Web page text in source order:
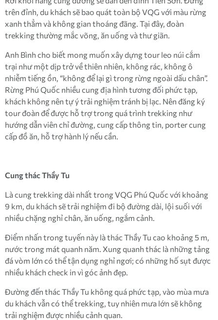
trên đỉnh, du khách sẽ bao quát toàn bộ VQG với màu rừng
xanh thẳm và không gian thoáng đãng. Tại đây, đoàn
trekking thường mắc võng, ăn uống và thư giãn.
Anh Bình cho biết mong muốn xây dựng tour leo núi cắm
trại như một dịp trở về thiên nhiên, không rác, không ô
nhiễm tiếng ồn, “không để lại gì trong rừng ngoài dấu chân”.
Rừng Phú Quốc nhiều cung địa hình tương đối phức tạp,
khách không nên tự ý trải nghiệm tránh bị lạc. Nên đăng ký
tour đoàn để được hỗ trợ trong quá trình trekking như
hướng dẫn viên chỉ đường, cung cấp thông tin, porter cung
cấp đồ ăn, hỗ trợ hành lý nếu cần.
Cung thác Thầy Tu
Là cung trekking dài nhất trong VQG Phú Quốc với khoảng
9 km, du khách sẽ trải nghiệm đi bộ đường dài, lội suối với
nhiều chặng nghỉ chân, ăn uống, ngắm cảnh.
Điểm nhấn trong tuyến này là thác Thầy Tu cao khoảng 5 m,
nước trong mát quanh năm. Xung quanh thác là những tảng
đá vòm lớn có thể tận dụng nghỉ ngơi; có những hố sụt được
nhiều khách check in vì góc ảnh đẹp.
Đường đến thác Thầy Tu không quá phức tạp, vào mùa mưa
du khách vẫn có thể trekking, tuy nhiên mưa lớn sẽ không
trải nghiệm được nhiều cảnh quan.